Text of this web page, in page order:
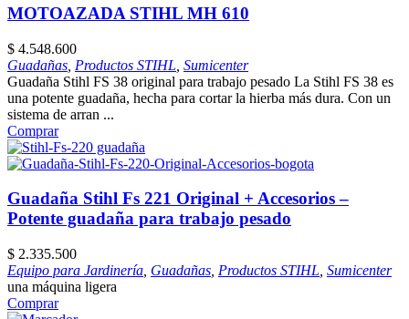
MOTOAZADA STIHL MH 610
$ 4.548.600
Guadañas Productos STIHL Sumicenter
Guadaña Stihl FS 38 original para trabajo pesado La Stihl FS 38 es
una potente guadaña, hecha para cortar la hierba más dura. Con un
sistema de arran ...
Comprar
Guadaña Stihl Fs 221 Original + Accesorios –
Potente guadaña para trabajo pesado
$ 2.335.500
Equipo para Jardinería Guadañas Productos STIHL Sumicenter
una máquina ligera
Comprar